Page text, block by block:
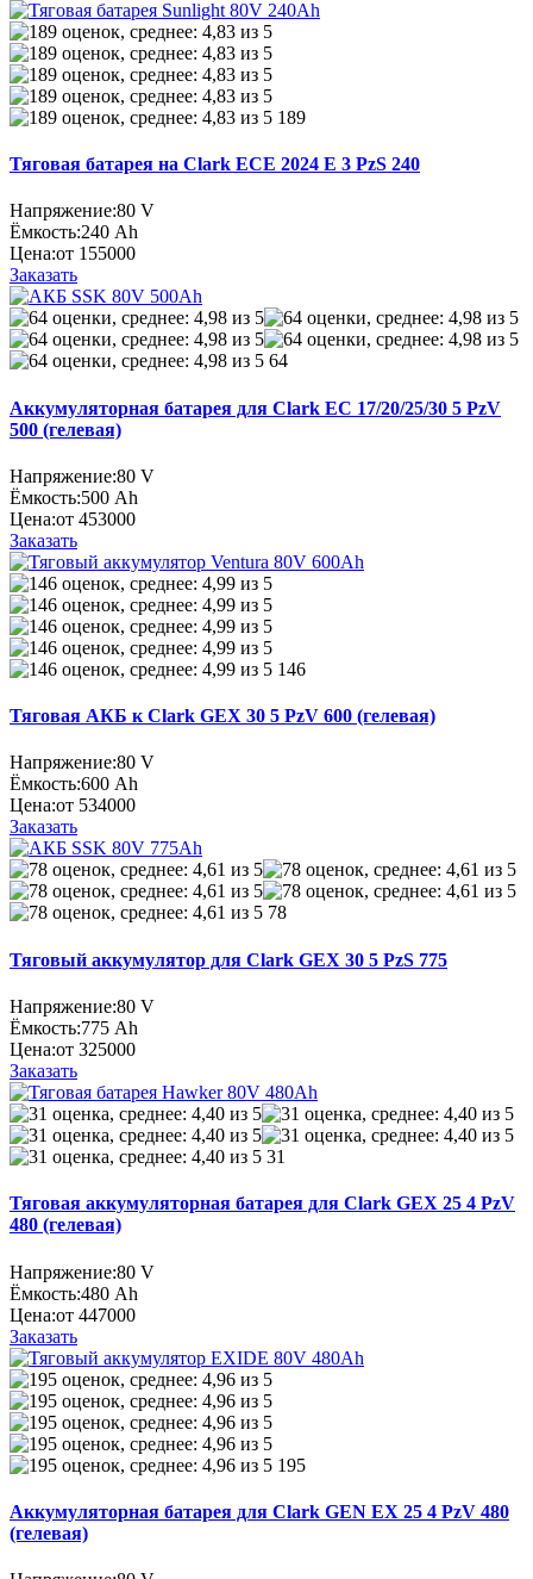
189
Тяговая батарея на Clark ECE 2024 E 3 PzS 240
Напряжение:80 V
Ёмкость:240 Ah
Цена:от 155000
Заказать
64
Аккумуляторная батарея для Clark EC 17/20/25/30 5 PzV
500 (гелевая)
Напряжение:80 V
Ёмкость:500 Ah
Цена:от 453000
Заказать
146
Тяговая АКБ к Clark GEX 30 5 PzV 600 (гелевая)
Напряжение:80 V
Ёмкость:600 Ah
Цена:от 534000
Заказать
78
Тяговый аккумулятор для Clark GEX 30 5 PzS 775
Напряжение:80 V
Ёмкость:775 Ah
Цена:от 325000
Заказать
31
Тяговая аккумуляторная батарея для Clark GEX 25 4 PzV
480 (гелевая)
Напряжение:80 V
Ёмкость:480 Ah
Цена:от 447000
Заказать
195
Аккумуляторная батарея для Clark GEN EX 25 4 PzV 480
(гелевая)